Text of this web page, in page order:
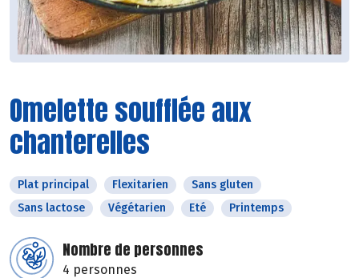
Omelette soufflée aux
chanterelles
Plat principal Flexitarien
Sans gluten
Sans lactose
Végétarien Eté Printemps
Nombre de personnes
4 personnes